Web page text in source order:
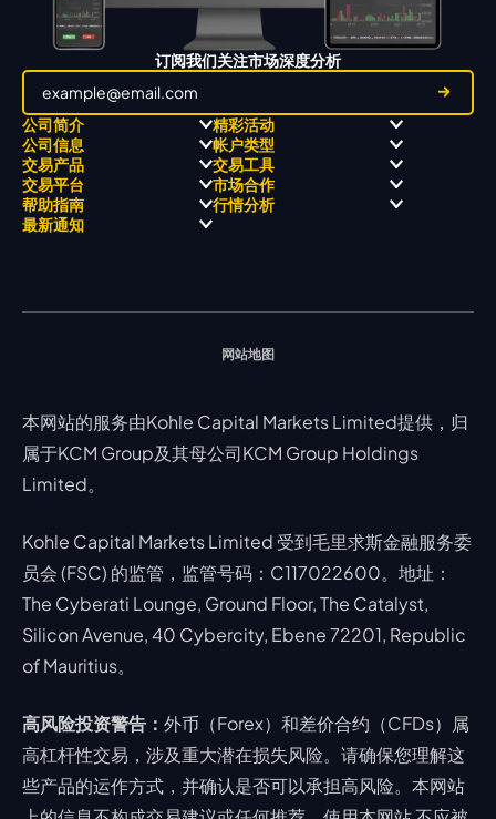
订阅我们关注市场深度分析
公司简介
关于
关于 KCM Group
三大优势
奖项和成就
精彩活动
职业高尔夫 x 飘移队
全球高尔夫锦标赛
公司信息
经营理念
公开信息与风险披露
公司新闻
视频库
帐户类型
ECN 账户
STP 账户
账户比较
交易产品
Forex
贵金属
能源
交易工具
交易平台
MetaTrader 4
MetaTrader 5
市场合作
帮助指南 行情分析
最新通知
网站地图
本网站的服务由Kohle Capital Markets Limited提供，归
属于KCM Group及其母公司KCM Group Holdings
Limited。
Kohle Capital Markets Limited 受到毛里求斯金融服务委
员会 (FSC) 的监管，监管号码：C117022600。地址：
The Cyberati Lounge, Ground Floor, The Catalyst,
Silicon Avenue, 40 Cybercity, Ebene 72201, Republic
of Mauritius。
高风险投资警告： 外币（Forex）和差价合约（CFDs）属
高杠杆性交易，涉及重大潜在损失风险。请确保您理解这
些产品的运作方式，并确认是否可以承担高风险。本网站